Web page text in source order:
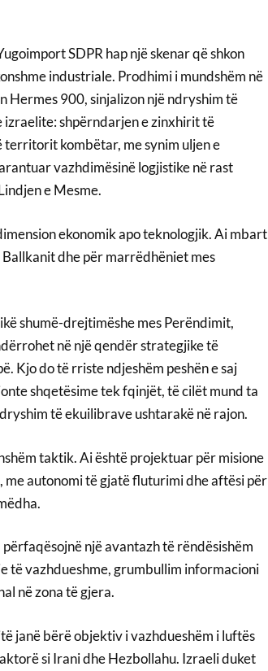
SDPR hap një skenar që shkon
industriale. Prodhimi i mundshëm në
Hermes 900, sinjalizon një ndryshim të
shpërndarjen e zinxhirit të
kombëtar, me synim uljen e
vazhdimësinë logjistike në rast
e Mesme.
ekonomik apo teknologjik. Ai mbart
dhe për marrëdhëniet mes
shumë-drejtimëshe mes Perëndimit,
në një qendër strategjike të
Kjo do të rriste ndjeshëm peshën e saj
shqetësime tek fqinjët, të cilët mund ta
të ekuilibrave ushtarakë në rajon.
taktik. Ai është projektuar për misione
autonomi të gjatë fluturimi dhe aftësi për
një avantazh të rëndësishëm
të vazhdueshme, grumbullim informacioni
në zona të gjera.
janë bërë objektiv i vazhdueshëm i luftës
si Irani dhe Hezbollahu. Izraeli duket